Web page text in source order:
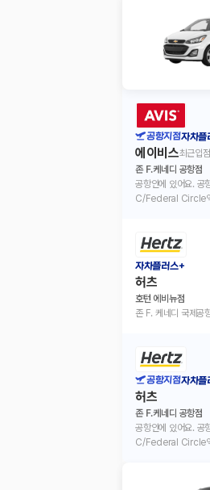
공항지점자차플
에이비스최근입점
존 F.케네디 공항점
공항안에 있어요.
C/Federal Circle역
자차플러스+
허츠
호턴 에비뉴점
존 F. 케네디 국제
공항지점자차플
허츠
존 F.케네디 공항점
공항안에 있어요.
C/Federal Circle역